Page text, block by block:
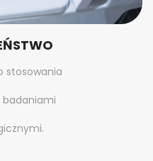
stosowania